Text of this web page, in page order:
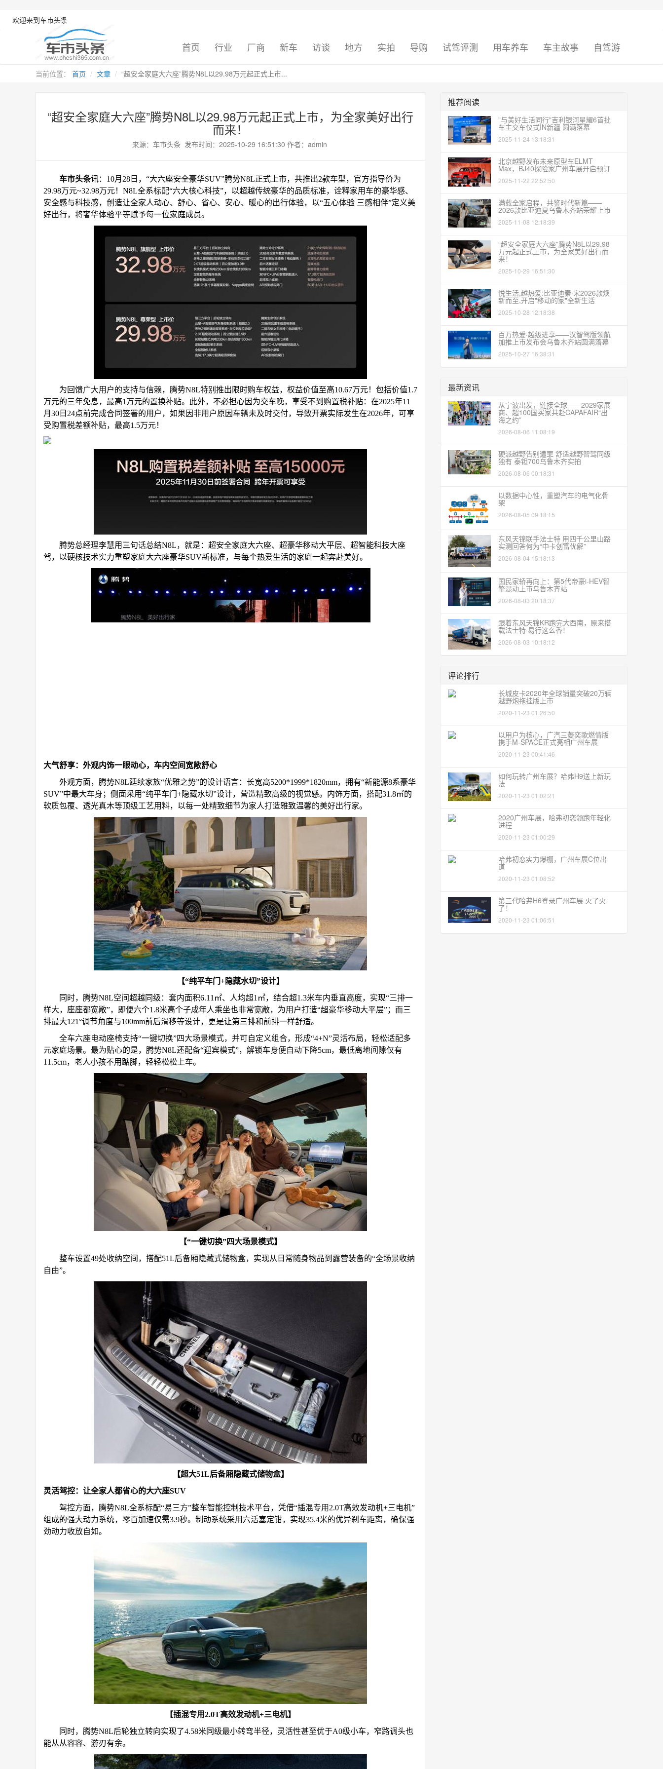
欢迎来到车市头条
首页 行业 厂商 新车 访谈 地方 实拍 导购 试驾评测 用车养车 车主故事 自驾游
当前位置： 首页 文章 “超安全家庭大六座”腾势N8L以29.98万元起正式上市...
“超安全家庭大六座”腾势N8L以29.98万元起正式上市，为全家美好出行
而来！
来源：车市头条 发布时间：2025-10-29 16:51:30 作者：admin
车市头条讯： 10月28日，“大六座安全豪华SUV”腾势N8L正式上市，共推出2款车型，官方指导价为
29.98万元~32.98万元！N8L全系标配“六大核心科技”，以超越传统豪华的品质标准，诠释家用车的豪华感、
安全感与科技感，创造让全家人动心、舒心、省心、安心、暖心的出行体验，以“五心体验 三感相伴”定义美
好出行，将奢华体验平等赋予每一位家庭成员。
为回馈广大用户的支持与信赖，腾势N8L特别推出限时购车权益，权益价值至高10.67万元！包括价值1.7
万元的三年免息，最高1万元的置换补贴。此外，不必担心因为交车晚，享受不到购置税补贴：在2025年11
月30日24点前完成合同签署的用户，如果因非用户原因车辆未及时交付，导致开票实际发生在2026年，可享
受购置税差额补贴，最高1.5万元！
腾势总经理李慧用三句话总结N8L，就是：超安全家庭大六座、超豪华移动大平层、超智能科技大座
驾，以硬核技术实力重塑家庭大六座豪华SUV新标准，与每个热爱生活的家庭一起奔赴美好。
大气舒享：外观内饰一眼动心，车内空间宽敞舒心
外观方面，腾势N8L延续家族“优雅之势”的设计语言：长宽高5200*1999*1820mm，拥有“新能源8系豪华
SUV”中最大车身；侧面采用“纯平车门+隐藏水切”设计，营造精致高级的视觉感。内饰方面，搭配31.8㎡的
软质包覆、透光真木等顶级工艺用料，以每一处精致细节为家人打造雅致温馨的美好出行家。
【“纯平车门+隐藏水切”设计】
同时，腾势N8L空间超越同级：套内面积6.11㎡、人均超1㎡，结合超1.3米车内垂直高度，实现“三排一
样大，座座都宽敞”，即便六个1.8米高个子成年人乘坐也非常宽敞，为用户打造“超豪华移动大平层”；而三
排最大121°调节角度与100mm前后滑移等设计，更是让第三排和前排一样舒适。
全车六座电动座椅支持“一键切换”四大场景模式，并可自定义组合，形成“4+N”灵活布局，轻松适配多
元家庭场景。最为贴心的是，腾势N8L还配备“迎宾模式”，解锁车身便自动下降5cm，最低离地间隙仅有
11.5cm，老人小孩不用踮脚，轻轻松松上车。
【“一键切换”四大场景模式】
整车设置49处收纳空间，搭配51L后备厢隐藏式储物盒，实现从日常随身物品到露营装备的“全场景收纳
自由”。
【超大51L后备厢隐藏式储物盒】
灵活驾控：让全家人都省心的大六座SUV
驾控方面，腾势N8L全系标配“易三方”整车智能控制技术平台，凭借“插混专用2.0T高效发动机+三电机”
组成的强大动力系统，零百加速仅需3.9秒。制动系统采用六活塞定钳，实现35.4米的优异刹车距离，确保强
劲动力收放自如。
【插混专用2.0T高效发动机+三电机】
同时，腾势N8L后轮独立转向实现了4.58米同级最小转弯半径，灵活性甚至优于A0级小车，窄路调头也
能从从容容、游刃有余。
推荐阅读
"与美好生活同行"吉利银河星耀6首批
车主交车仪式IN新疆 圆满落幕
2025-11-24 13:18:31
北京越野发布未来原型车ELMT
Max，BJ40探险家广州车展开启预订
2025-11-22 22:52:50
满载全家启程，共鉴时代新篇——
2026款比亚迪夏乌鲁木齐站荣耀上市
2025-11-08 12:18:39
“超安全家庭大六座”腾势N8L以29.98
万元起正式上市，为全家美好出行而
来！
2025-10-29 16:51:30
悦生活,越热爱:比亚迪秦·宋2026款焕
新而至,开启"移动的家"全新生活
2025-10-28 12:18:38
百万热爱·越级进享——汉智驾版领航
加推上市发布会乌鲁木齐站圆满落幕
2025-10-27 16:38:31
最新资讯
从宁波出发，链接全球——2029家展
商、超100国买家共赴CAPAFAIR“出
海之约”
2026-08-06 11:08:19
硬派越野告别遭罪 舒适越野智驾同级
独有 泰钽700乌鲁木齐实拍
2026-08-06 00:18:31
以数据中心性，重塑汽车的电气化骨
架
2026-08-05 09:18:15
东风天锦联手法士特 用四千公里山路
实测回答何为“中卡创富优解”
2026-08-04 15:18:13
国民家轿再向上：第5代帝豪i-HEV智
擎混动上市乌鲁木齐站
2026-08-03 20:18:37
跟着东风天锦KR跑完大西南，原来搭
载法士特·易行这么香！
2026-08-03 10:18:12
评论排行
长城皮卡2020年全球销量突破20万辆
越野炮拖挂版上市
2020-11-23 01:26:50
以用户为核心，广汽三菱奕歌燃情版
携手M-SPACE正式亮相广州车展
2020-11-23 00:41:46
如何玩转广州车展？哈弗H9送上新玩
法
2020-11-23 01:02:21
2020广州车展，哈弗初恋领跑年轻化
进程
2020-11-23 01:00:29
哈弗初恋实力爆棚，广州车展C位出
道
2020-11-23 01:08:52
第三代哈弗H6登录广州车展 火了火
了！
2020-11-23 01:06:51